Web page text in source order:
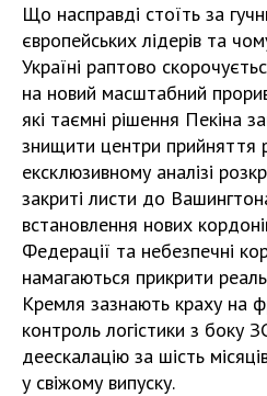
Що насправді стоїть за
європейських лідерів та
Україні раптово
на новий масштабний
які таємні рішення Пекіна
знищити центри прийняття
ексклюзивному аналізі
закриті листи до
встановлення нових
Федерації та небезпечні
намагаються прикрити
Кремля зазнають краху на
контроль логістики з боку
деескалацію за шість
у свіжому випуску.